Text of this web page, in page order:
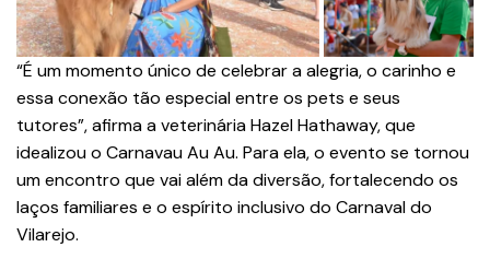
“É um momento único de celebrar a alegria, o carinho e
essa conexão tão especial entre os pets e seus
tutores”, afirma a veterinária Hazel Hathaway, que
idealizou o Carnavau Au Au. Para ela, o evento se tornou
um encontro que vai além da diversão, fortalecendo os
laços familiares e o espírito inclusivo do Carnaval do
Vilarejo.